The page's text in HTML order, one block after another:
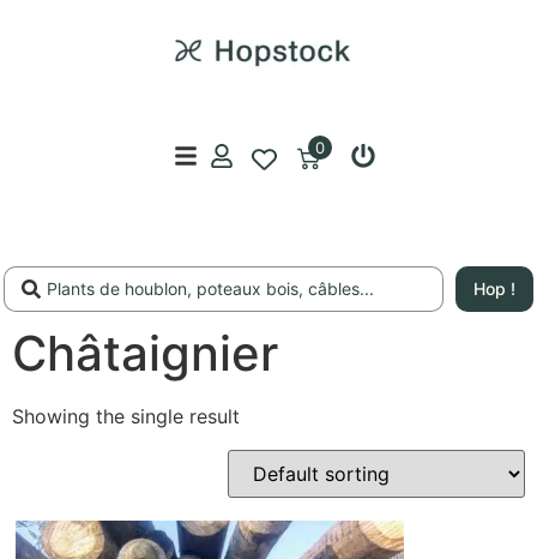
0
Hop !
Châtaignier
Showing the single result